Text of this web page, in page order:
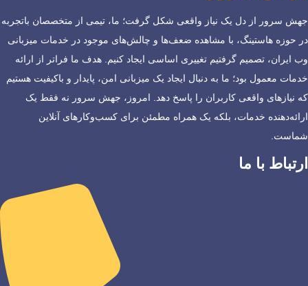
جهش سرور از دل یک نیاز واقعی شکل گرفت؛ ما، تیمی از متخصصان باتجربه
در حوزه هاستینگ، با مشاهده ضعف‌ها و چالش‌های موجود در خدمات میزبانی
وب ایران، تصمیم گرفتیم تغییری اساسی ایجاد کنیم. هدف ما فراتر از ارائه
خدمات معمول بود؛ ما به دنبال ایجاد یک میزبانی امن، پایدار و باکیفیت هستیم
که نیازهای واقعی کاربران را پاسخ دهد. امروز، جهش سرور نه فقط یک
ارائه‌دهنده خدمات، بلکه یک همراه مطمئن برای کسب‌وکارهای آنلاین
شماست.
ارتباط با ما